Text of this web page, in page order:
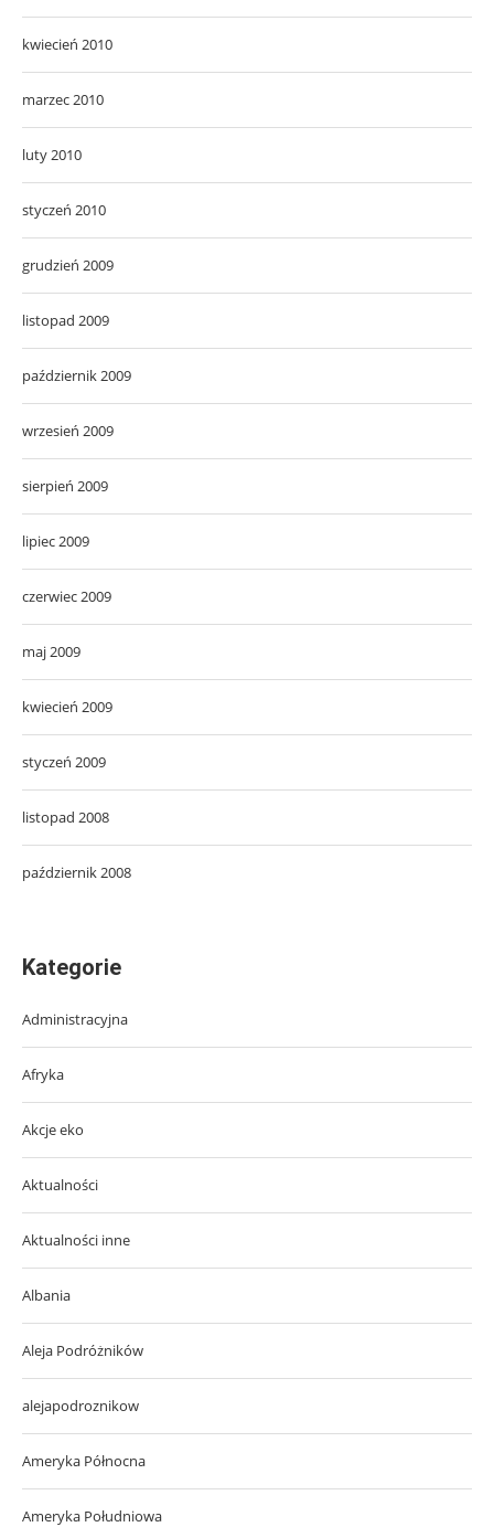
kwiecień 2010
marzec 2010
luty 2010
styczeń 2010
grudzień 2009
listopad 2009
październik 2009
wrzesień 2009
sierpień 2009
lipiec 2009
czerwiec 2009
maj 2009
kwiecień 2009
styczeń 2009
listopad 2008
październik 2008
Kategorie
Administracyjna
Afryka
Akcje eko
Aktualności
Aktualności inne
Albania
Aleja Podróżników
alejapodroznikow
Ameryka Północna
Ameryka Południowa